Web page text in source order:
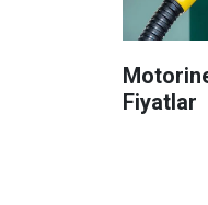
Fiyatlar